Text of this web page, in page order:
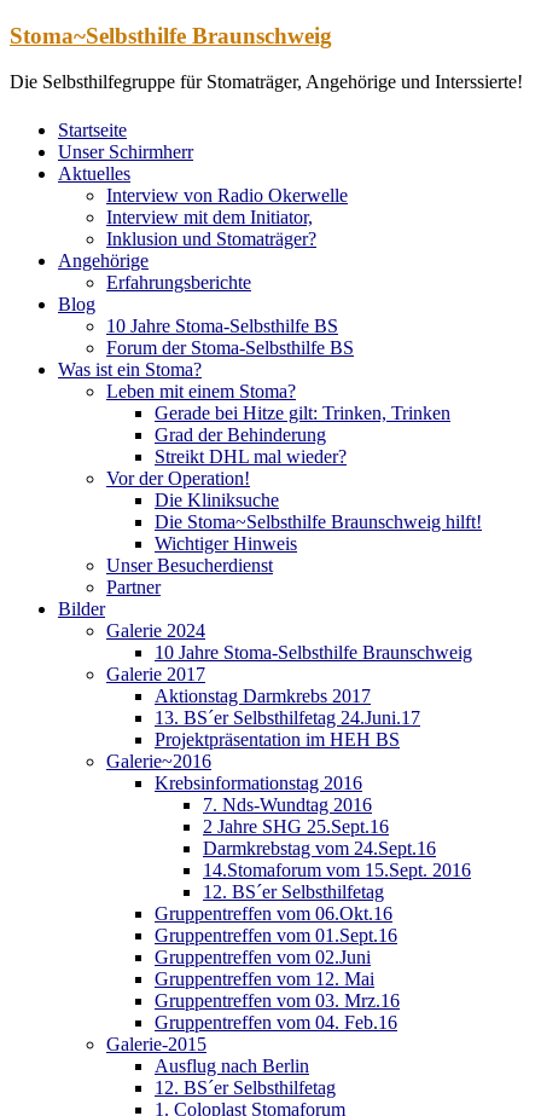
Zum
springen
Stoma~Selbsthilfe Braunschweig
Die Selbsthilfegruppe für Stomaträger, Angehörige und Interssierte!
Startseite
Unser Schirmherr
Aktuelles
Interview von Radio Okerwelle
Interview mit dem Initiator,
Inklusion und Stomaträger?
Angehörige
Erfahrungsberichte
Blog
10 Jahre Stoma-Selbsthilfe BS
Forum der Stoma-Selbsthilfe BS
Was ist ein Stoma?
Leben mit einem Stoma?
Gerade bei Hitze gilt: Trinken, Trinken
Grad der Behinderung
Streikt DHL mal wieder?
Vor der Operation!
Die Kliniksuche
Die Stoma~Selbsthilfe Braunschweig hilft!
Wichtiger Hinweis
Unser Besucherdienst
Partner
Bilder
Galerie 2024
10 Jahre Stoma-Selbsthilfe Braunschweig
Galerie 2017
Aktionstag Darmkrebs 2017
13. BS´er Selbsthilfetag 24.Juni.17
Projektpräsentation im HEH BS
Galerie~2016
Krebsinformationstag 2016
7. Nds-Wundtag 2016
2 Jahre SHG 25.Sept.16
Darmkrebstag vom 24.Sept.16
14.Stomaforum vom 15.Sept. 2016
12. BS´er Selbsthilfetag
Gruppentreffen vom 06.Okt.16
Gruppentreffen vom 01.Sept.16
Gruppentreffen vom 02.Juni
Gruppentreffen vom 12. Mai
Gruppentreffen vom 03. Mrz.16
Gruppentreffen vom 04. Feb.16
Galerie-2015
Ausflug nach Berlin
12. BS´er Selbsthilfetag
1. Coloplast Stomaforum